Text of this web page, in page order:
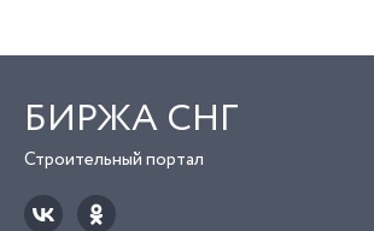
БИРЖА СНГ
Строительный портал